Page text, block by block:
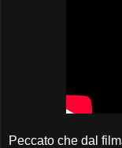
Peccato che dal